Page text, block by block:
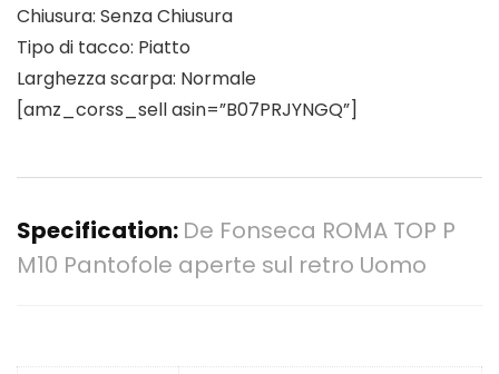
Chiusura: Senza Chiusura
Tipo di tacco: Piatto
Larghezza scarpa: Normale
[amz_corss_sell asin=”B07PRJYNGQ”]
Specification: De Fonseca ROMA TOP P
M10 Pantofole aperte sul retro Uomo